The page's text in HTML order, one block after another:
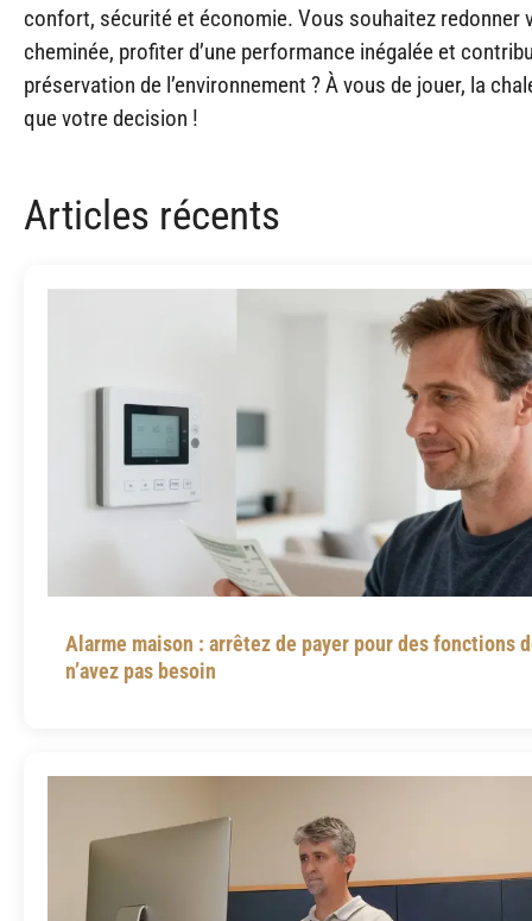
confort, sécurité et économie. Vous souhaitez redonner
cheminée, profiter d’une performance inégalée et
préservation de l’environnement ? À vous de jouer, la
que votre decision !
Articles récents
Alarme maison : arrêtez de payer pour des fonctions
n’avez pas besoin